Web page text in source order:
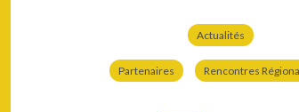
Actualités
Partenaires Rencontres